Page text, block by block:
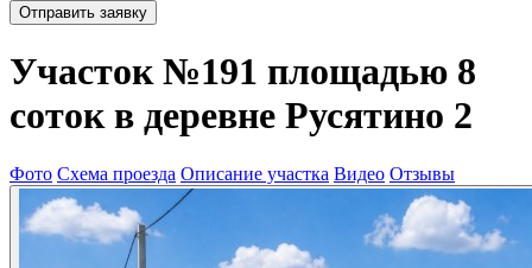
Участок №191 площадью 8
соток в деревне Русятино 2
Фото Схема проезда Описание участка Видео Отзывы